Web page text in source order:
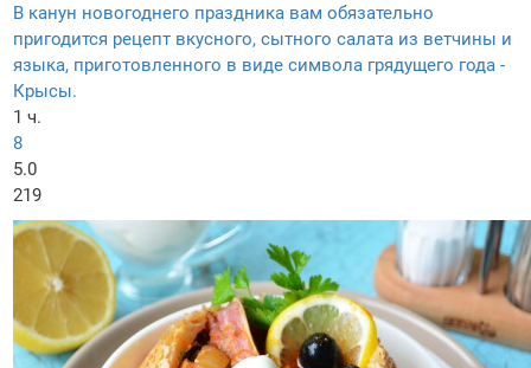
В канун новогоднего праздника вам обязательно
пригодится рецепт вкусного, сытного салата из ветчины и
языка, приготовленного в виде символа грядущего года -
Крысы.
1 ч.
8
5.0
219